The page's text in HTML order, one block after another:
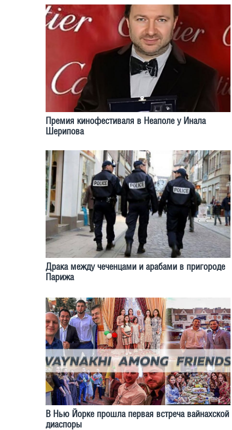
Премия кинофестиваля в Неаполе у Инала
Шeрипова
Драка между чеченцами и арабами в пригороде
Парижа
В Нью Йорке прошла первая встреча вайнахской
диаспоры